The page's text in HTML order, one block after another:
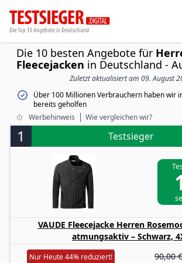
Die 10 besten Angebote für
Fleecejacken in Deutschland -
Zuletzt aktualisiert am 09. August
Über 100 Millionen Verbrauchern haben wir
bereits geholfen
Werbehinweis
Wie vergleichen wir?
1 Testsieger
VAUDE Fleecejacke Herren
atmungsaktiv – Schwarz,
Nur Heute 44% reduziert! 90,00 €